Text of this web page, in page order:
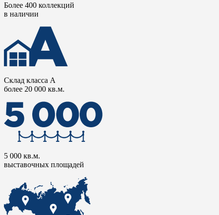
Более 400 коллекций
в наличии
Склад класса А
более 20 000 кв.м.
5 000 кв.м.
выставочных площадей